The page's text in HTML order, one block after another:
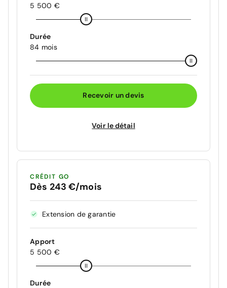
5 500 €
Durée
84 mois
Recevoir un devis
Voir le détail
CRÉDIT GO
Dès 243 €/mois
Extension de garantie
Apport
5 500 €
Durée